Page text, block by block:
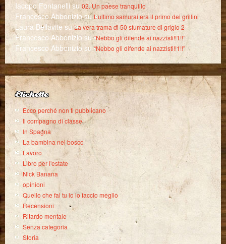
Iacopo Fontanellisu02. Un paese tranquillo
Francesco AbboniziosuL’ultimo samurai era il primo dei grillini
Laura Bellavite su La vera trama di 50 sfumature di grigio 2
Francesco Abbonizio su“Nebbo gli difende ai nazzisti!!1!!”
Francesco Abbonizio su“Nebbo gli difende ai nazzisti!!1!!”
Etichette
Ecco perché non ti pubblicano
Il compagno di classe
In Spagna
La bambina nel bosco
Lavoro
Libro per l'estate
Nick Banana
opinioni
Quello che fai tu io lo faccio meglio
Recensioni
Ritardo mentale
Senza categoria
Storia